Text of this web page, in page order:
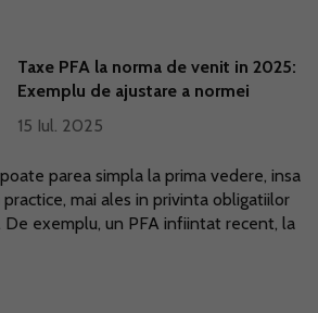
Taxe PFA la norma de venit in 2025:
Exemplu de ajustare a normei
15 Iul. 2025
parea simpla la prima vedere, insa
mai ales in privinta obligatiilor
De exemplu, un PFA infiintat recent, la